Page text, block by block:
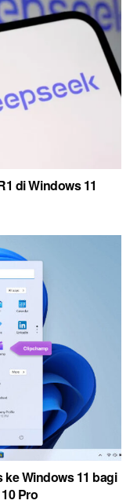
di Windows 11
ke Windows 11 bagi
Pro